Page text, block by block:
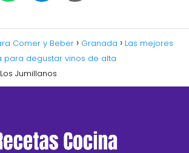
Comer y Beber Granada
Las mejores
para degustar vinos de alta
Jumillanos